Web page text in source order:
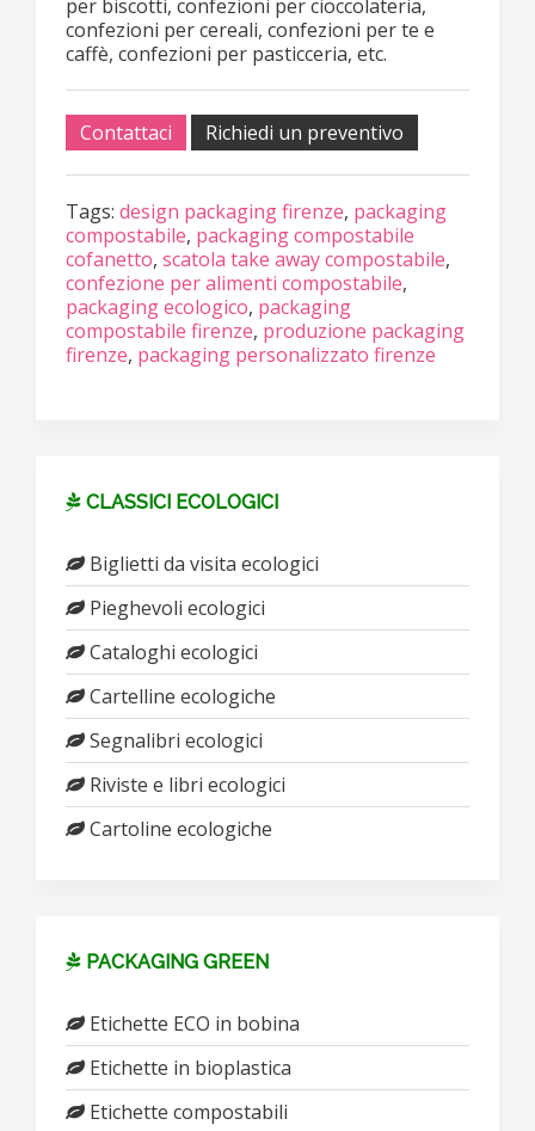
per biscotti, confezioni per cioccolateria,
confezioni per cereali, confezioni per te e
caffè, confezioni per pasticceria, etc.
Contattaci Richiedi un preventivo
Tags: design packaging firenze, packaging
compostabile, packaging compostabile
cofanetto, scatola take away compostabile,
confezione per alimenti compostabile,
packaging ecologico, packaging
compostabile firenze, produzione packaging
firenze, packaging personalizzato firenze
CLASSICI ECOLOGICI
Biglietti da visita ecologici
Pieghevoli ecologici
Cataloghi ecologici
Cartelline ecologiche
Segnalibri ecologici
Riviste e libri ecologici
Cartoline ecologiche
PACKAGING GREEN
Etichette ECO in bobina
Etichette in bioplastica
Etichette compostabili